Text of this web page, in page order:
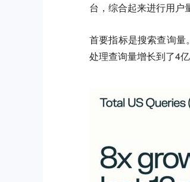
台，综合起来进行用户
首要指标是搜索查询
处理查询量增长到了4